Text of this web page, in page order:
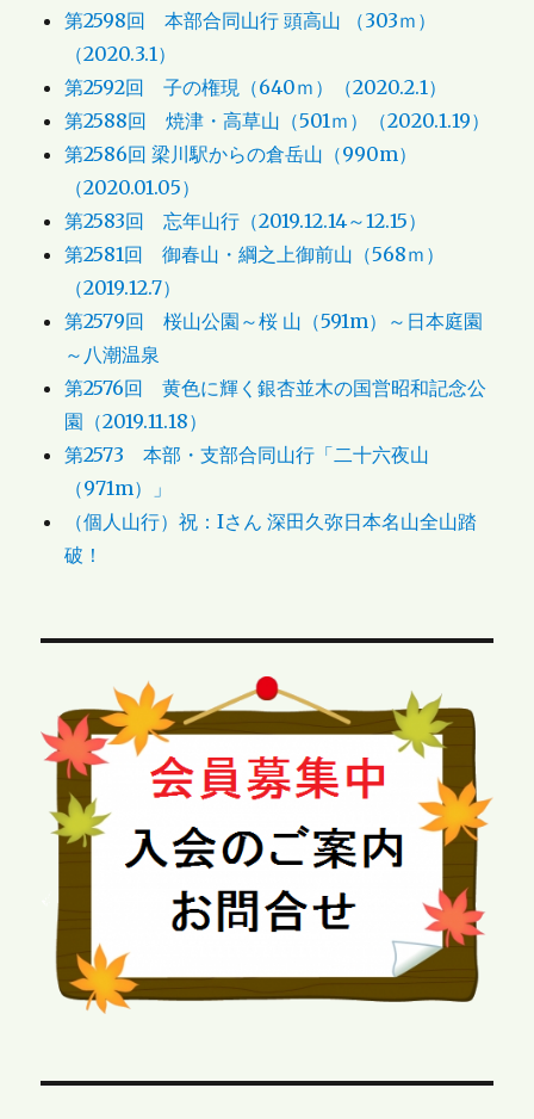
第2598回 本部合同山行 頭高山 （303ｍ）
（2020.3.1）
第2592回 子の権現（640ｍ）（2020.2.1）
第2588回 焼津・高草山（501ｍ）（2020.1.19）
第2586回 梁川駅からの倉岳山（990m）
（2020.01.05）
第2583回 忘年山行（2019.12.14～12.15）
第2581回 御春山・綱之上御前山（568ｍ）
（2019.12.7）
第2579回 桜山公園～桜 山（591m）～日本庭園
～八潮温泉
第2576回 黄色に輝く銀杏並木の国営昭和記念公
園（2019.11.18）
第2573 本部・支部合同山行「二十六夜山
（971m）」
（個人山行）祝：Iさん 深田久弥日本名山全山踏
破！